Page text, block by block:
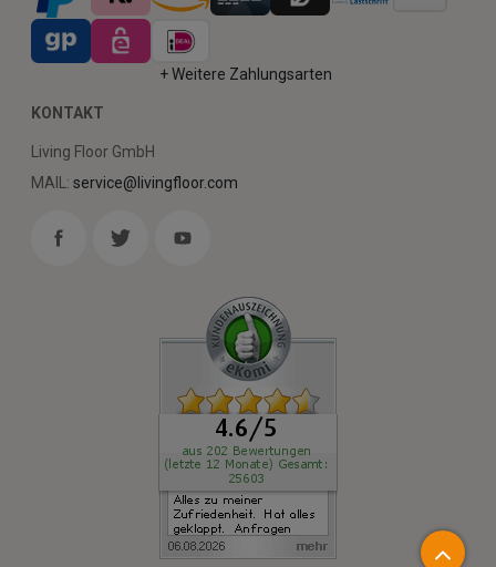
+ Weitere Zahlungsarten
KONTAKT
Living Floor GmbH
MAIL: service@livingfloor.com